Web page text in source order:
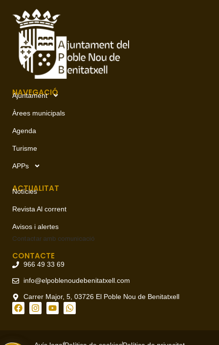
NAVEGACIÓ
Ajuntament
Àrees municipals
Agenda
Turisme
APPs
ACTUALITAT
Notícies
Revista Al corrent
Avisos i alertes
Contactar amb comunicació
CONTACTE
966 49 33 69
info@elpoblenoudebenitatxell.com
Carrer Major, 5, 03726 El Poble Nou de Benitatxell